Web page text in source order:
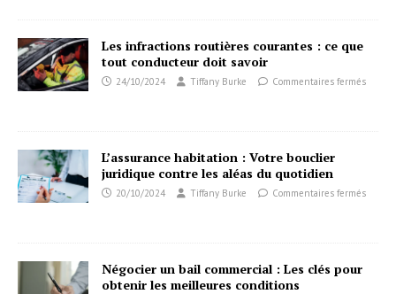
Les infractions routières courantes : ce que
tout conducteur doit savoir
24/10/2024 Tiffany Burke Commentaires fermés
L’assurance habitation : Votre bouclier
juridique contre les aléas du quotidien
20/10/2024 Tiffany Burke Commentaires fermés
Négocier un bail commercial : Les clés pour
obtenir les meilleures conditions